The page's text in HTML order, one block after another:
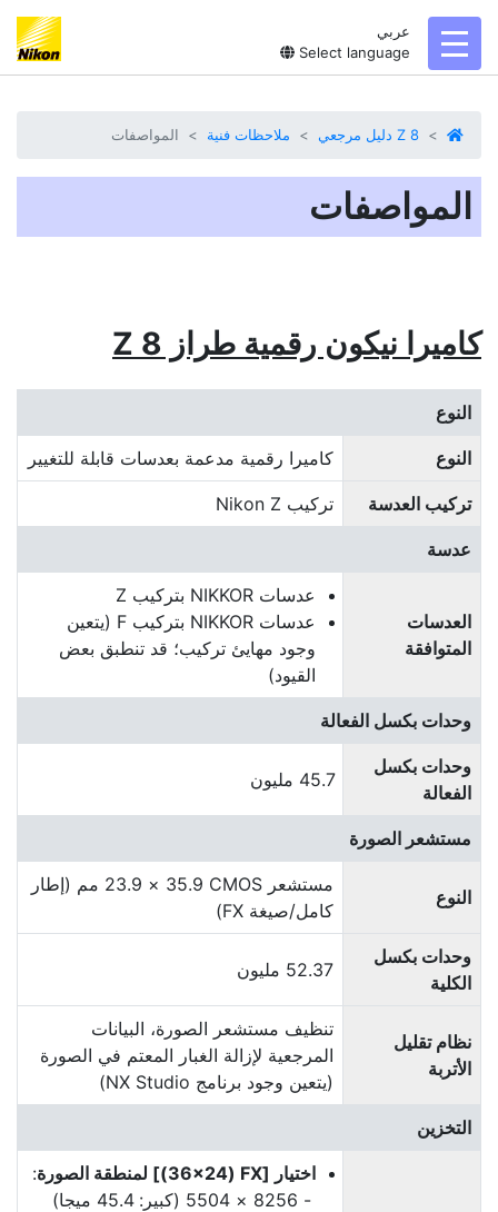
عربي
Select language
Z 8 دليل مرجعي ملاحظات فنية المواصفات
المواصفات
كاميرا نيكون رقمية طراز Z 8‏
النوع
النوع كاميرا رقمية مدعمة بعدسات قابلة للتغيير
تركيب العدسة تركيب Nikon Z
عدسة
العدسات
المتوافقة
عدسات NIKKOR بتركيب Z
عدسات NIKKOR بتركيب F (يتعين
وجود مهايئ تركيب؛ قد تنطبق بعض
القيود)
وحدات بكسل الفعالة
وحدات بكسل
الفعالة
45.7 مليون
مستشعر الصورة
النوع
مستشعر CMOS‏ 35.9 × 23.9 مم (إطار
كامل/صيغة FX)
وحدات بكسل
الكلية
52.37 مليون
نظام تقليل
الأتربة
تنظيف مستشعر الصورة، البيانات
المرجعية لإزالة الغبار المعتم في الصورة
(يتعين وجود برنامج NX Studio)
التخزين
اختيار [‫FX‏ ‏(36‎×24)] لمنطقة الصورة
:
8256 × 5504 (كبير: 45.4 ميجا)